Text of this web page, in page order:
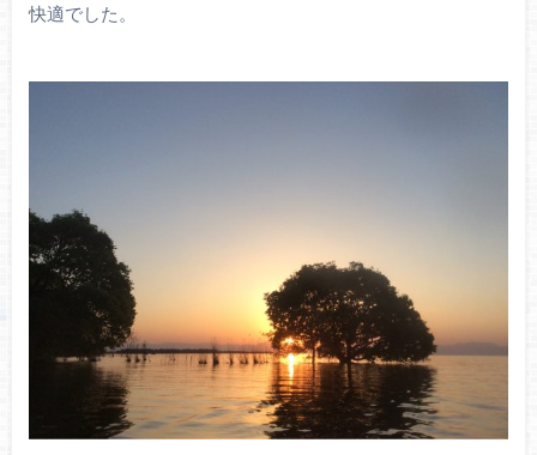
快適でした。